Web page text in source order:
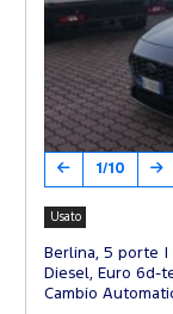
1/10
Usato
Berlina, 5 porte
Diesel, Euro 6d-
Cambio